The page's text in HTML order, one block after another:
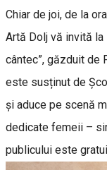
Chiar de joi, de la
Artă Dolj vă invită
cântec”, găzduit de
este susținut de
și aduce pe scenă
dedicate femeii –
publicului este